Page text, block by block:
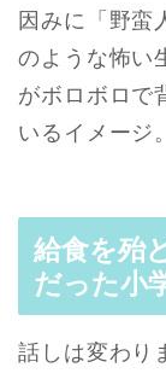
因みに「野蛮
のような怖い
がボロボロで
いるイメージ。
給食を殆
だった小
話しは変わり